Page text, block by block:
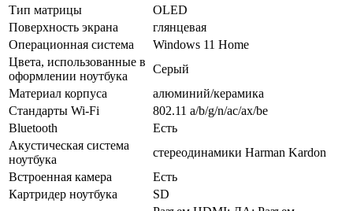
Тип матрицы
OLED
Поверхность экрана
глянцевая
Операционная система
Windows 11 Home
Цвета, использованные в
оформлении ноутбука
Серый
Материал корпуса
алюминий/­керамика
Стандарты Wi-Fi
802.11 a/­b/­g/­n/­ac/­ax/­be
Bluetooth
Есть
Акустическая система
ноутбука
стереодинамики Harman Kardon
Встроенная камера
Есть
Картридер ноутбука
SD